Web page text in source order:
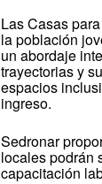
Las Casas
la población
un abordaje
trayectorias y
espacios
ingreso.
Sedronar
locales podrán
capacitación